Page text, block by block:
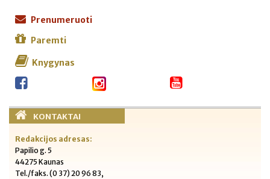
Prenumeruoti
Paremti
Knygynas
KONTAKTAI
Redakcijos adresas:
Papilio g. 5
44275 Kaunas
Tel./faks. (0 37) 20 96 83,